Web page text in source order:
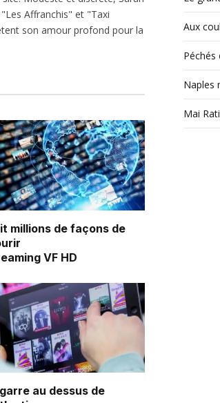
Affranchis" et "Taxi
son amour profond pour la
millions de façons de
VF HD
au dessus de
Aux
Péchés
Naples
Mai